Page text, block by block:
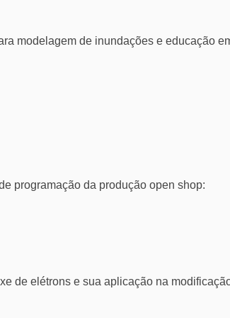
modelagem de inundações e educação
programação da produção open shop:
de elétrons e sua aplicação na